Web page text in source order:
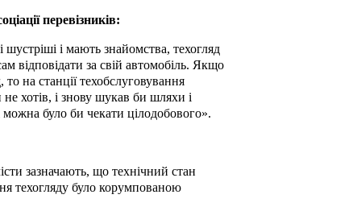
перевізників:
і мають знайомства, техогляд
відповідати за свій автомобіль. Якщо
на станції техобслуговування
не хотів, і знову шукав би шляхи і
було би чекати цілодобового».
зазначають, що технічний стан
техогляду було корумпованою